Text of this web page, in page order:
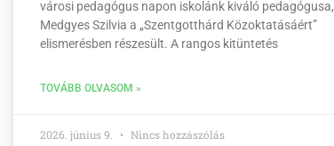
városi pedagógus napon iskolánk kiváló pedagógusa,
Medgyes Szilvia a „Szentgotthárd Közoktatásáért”
elismerésben részesült. A rangos kitüntetés
TOVÁBB OLVASOM »
2026. június 9. Nincs hozzászólás